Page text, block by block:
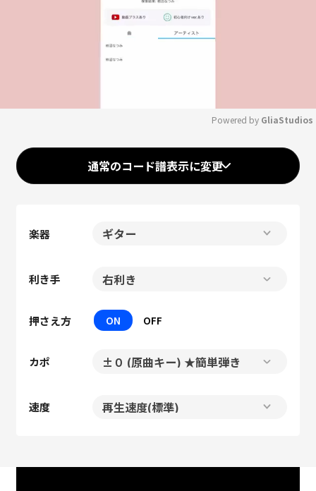
Mute
Powered by GliaStudios
通常のコード譜表示に変更
楽器
利き手
押さえ方 ON OFF
カポ
速度